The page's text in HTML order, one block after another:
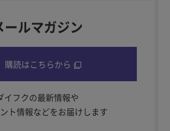
ールマガジン
購読はこちらから
イフクの最新情報や
ト情報などをお届けします